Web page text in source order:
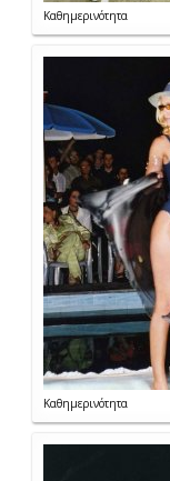
Καθημερινότητα
Καθημερινότητα